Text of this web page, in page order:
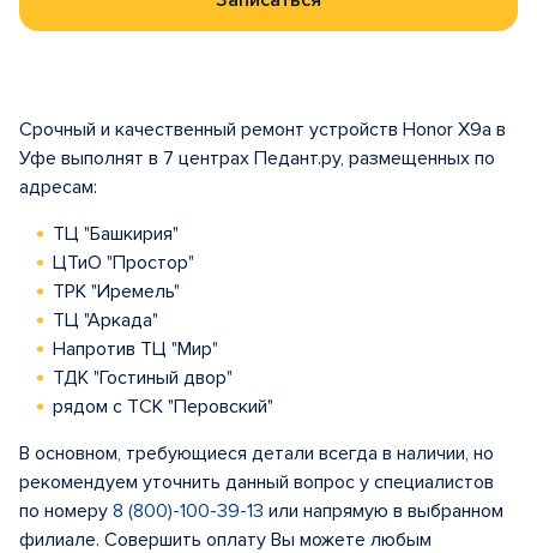
Срочный и качественный ремонт устройств Honor X9a в
Уфе выполнят в 7 центрах Педант.ру, размещенных по
адресам:
ТЦ "Башкирия"
ЦТиО "Простор"
ТРК "Иремель"
ТЦ "Аркада"
Напротив ТЦ "Мир"
ТДК "Гостиный двор"
рядом с ТСК "Перовский"
В основном, требующиеся детали всегда в наличии, но
рекомендуем уточнить данный вопрос у специалистов
по номеру 8 (800)-100-39-13 или напрямую в выбранном
филиале. Совершить оплату Вы можете любым